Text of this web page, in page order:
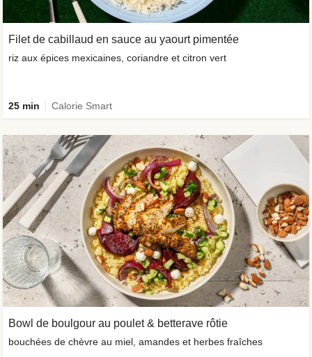
Filet de cabillaud en sauce au yaourt pimentée
riz aux épices mexicaines, coriandre et citron vert
25 min Calorie Smart
Bowl de boulgour au poulet & betterave rôtie
bouchées de chèvre au miel, amandes et herbes fraîches